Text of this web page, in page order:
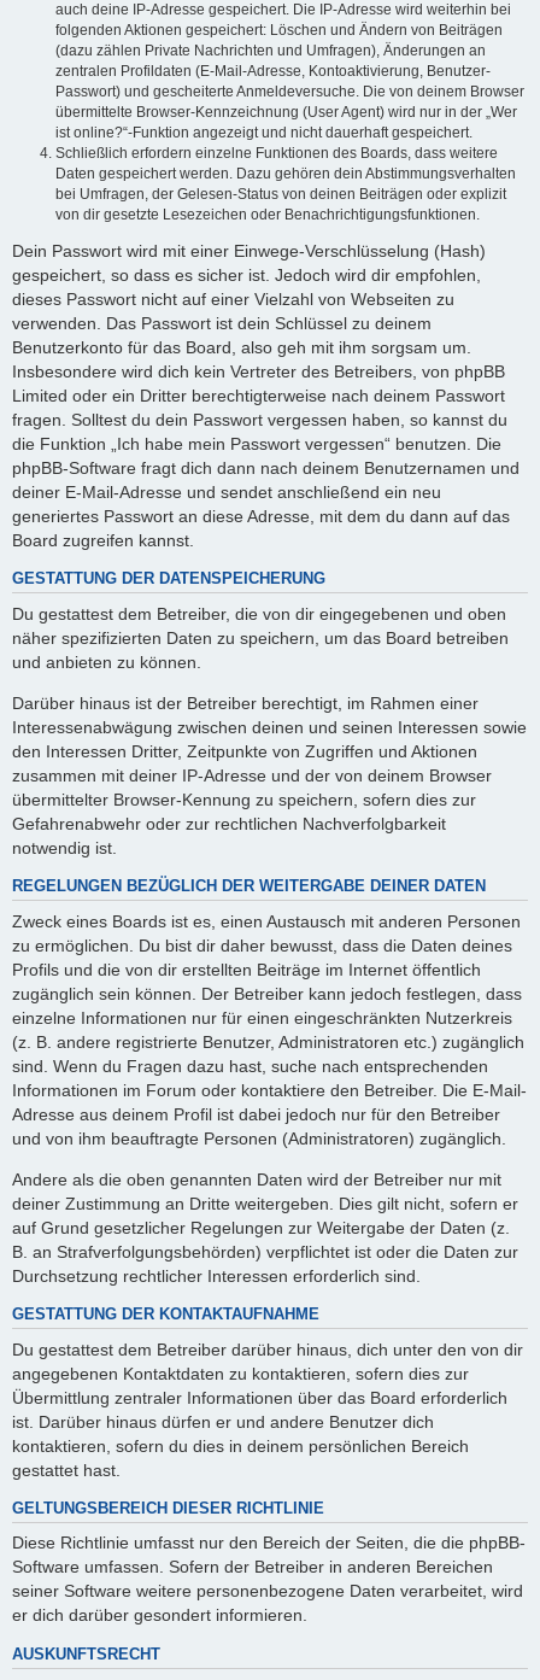
auch deine IP-Adresse gespeichert. Die IP-Adresse wird weiterhin bei
folgenden Aktionen gespeichert: Löschen und Ändern von Beiträgen
(dazu zählen Private Nachrichten und Umfragen), Änderungen an
zentralen Profildaten (E-Mail-Adresse, Kontoaktivierung, Benutzer-
Passwort) und gescheiterte Anmeldeversuche. Die von deinem Browser
übermittelte Browser-Kennzeichnung (User Agent) wird nur in der „Wer
ist online?“-Funktion angezeigt und nicht dauerhaft gespeichert.
Schließlich erfordern einzelne Funktionen des Boards, dass weitere
Daten gespeichert werden. Dazu gehören dein Abstimmungsverhalten
bei Umfragen, der Gelesen-Status von deinen Beiträgen oder explizit
von dir gesetzte Lesezeichen oder Benachrichtigungsfunktionen.
Dein Passwort wird mit einer Einwege-Verschlüsselung (Hash)
gespeichert, so dass es sicher ist. Jedoch wird dir empfohlen,
dieses Passwort nicht auf einer Vielzahl von Webseiten zu
verwenden. Das Passwort ist dein Schlüssel zu deinem
Benutzerkonto für das Board, also geh mit ihm sorgsam um.
Insbesondere wird dich kein Vertreter des Betreibers, von phpBB
Limited oder ein Dritter berechtigterweise nach deinem Passwort
fragen. Solltest du dein Passwort vergessen haben, so kannst du
die Funktion „Ich habe mein Passwort vergessen“ benutzen. Die
phpBB-Software fragt dich dann nach deinem Benutzernamen und
deiner E-Mail-Adresse und sendet anschließend ein neu
generiertes Passwort an diese Adresse, mit dem du dann auf das
Board zugreifen kannst.
GESTATTUNG DER DATENSPEICHERUNG
Du gestattest dem Betreiber, die von dir eingegebenen und oben
näher spezifizierten Daten zu speichern, um das Board betreiben
und anbieten zu können.
Darüber hinaus ist der Betreiber berechtigt, im Rahmen einer
Interessenabwägung zwischen deinen und seinen Interessen sowie
den Interessen Dritter, Zeitpunkte von Zugriffen und Aktionen
zusammen mit deiner IP-Adresse und der von deinem Browser
übermittelter Browser-Kennung zu speichern, sofern dies zur
Gefahrenabwehr oder zur rechtlichen Nachverfolgbarkeit
notwendig ist.
REGELUNGEN BEZÜGLICH DER WEITERGABE DEINER DATEN
Zweck eines Boards ist es, einen Austausch mit anderen Personen
zu ermöglichen. Du bist dir daher bewusst, dass die Daten deines
Profils und die von dir erstellten Beiträge im Internet öffentlich
zugänglich sein können. Der Betreiber kann jedoch festlegen, dass
einzelne Informationen nur für einen eingeschränkten Nutzerkreis
(z. B. andere registrierte Benutzer, Administratoren etc.) zugänglich
sind. Wenn du Fragen dazu hast, suche nach entsprechenden
Informationen im Forum oder kontaktiere den Betreiber. Die E-Mail-
Adresse aus deinem Profil ist dabei jedoch nur für den Betreiber
und von ihm beauftragte Personen (Administratoren) zugänglich.
Andere als die oben genannten Daten wird der Betreiber nur mit
deiner Zustimmung an Dritte weitergeben. Dies gilt nicht, sofern er
auf Grund gesetzlicher Regelungen zur Weitergabe der Daten (z.
B. an Strafverfolgungsbehörden) verpflichtet ist oder die Daten zur
Durchsetzung rechtlicher Interessen erforderlich sind.
GESTATTUNG DER KONTAKTAUFNAHME
Du gestattest dem Betreiber darüber hinaus, dich unter den von dir
angegebenen Kontaktdaten zu kontaktieren, sofern dies zur
Übermittlung zentraler Informationen über das Board erforderlich
ist. Darüber hinaus dürfen er und andere Benutzer dich
kontaktieren, sofern du dies in deinem persönlichen Bereich
gestattet hast.
GELTUNGSBEREICH DIESER RICHTLINIE
Diese Richtlinie umfasst nur den Bereich der Seiten, die die phpBB-
Software umfassen. Sofern der Betreiber in anderen Bereichen
seiner Software weitere personenbezogene Daten verarbeitet, wird
er dich darüber gesondert informieren.
AUSKUNFTSRECHT